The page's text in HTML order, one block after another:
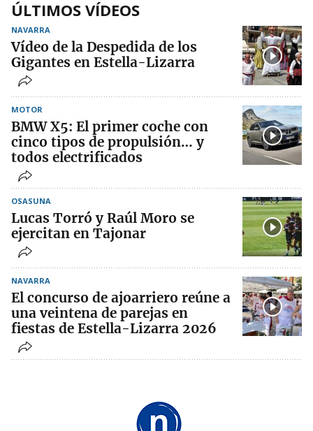
ÚLTIMOS VÍDEOS
NAVARRA
Vídeo de la Despedida de los
Gigantes en Estella-Lizarra
MOTOR
BMW X5: El primer coche con
cinco tipos de propulsión… y
todos electrificados
OSASUNA
Lucas Torró y Raúl Moro se
ejercitan en Tajonar
NAVARRA
El concurso de ajoarriero reúne a
una veintena de parejas en
fiestas de Estella-Lizarra 2026